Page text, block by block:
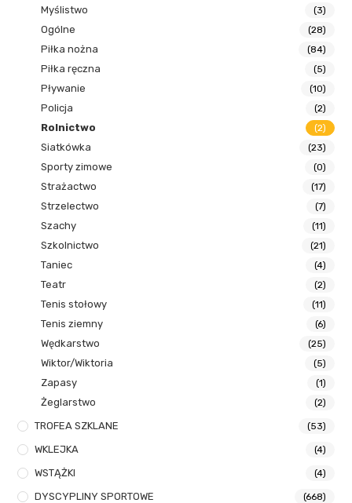
Myślistwo (3)
Ogólne (28)
Piłka nożna (84)
Piłka ręczna (5)
Pływanie (10)
Policja (2)
Rolnictwo (2)
Siatkówka (23)
Sporty zimowe (0)
Strażactwo (17)
Strzelectwo (7)
Szachy (11)
Szkolnictwo (21)
Taniec (4)
Teatr (2)
Tenis stołowy (11)
Tenis ziemny (6)
Wędkarstwo (25)
Wiktor/Wiktoria (5)
Zapasy (1)
Żeglarstwo (2)
TROFEA SZKLANE (53)
WKLEJKA (4)
WSTĄŻKI (4)
DYSCYPLINY SPORTOWE (668)